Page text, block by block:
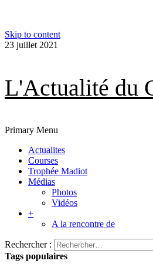
Skip to content
23 juillet 2021
L'Actualité du
Primary Menu
Actualites
Courses
Trophée Madiot
Médias
Photos
Vidéos
+
A la rencontre de
Rechercher :
Tags populaires